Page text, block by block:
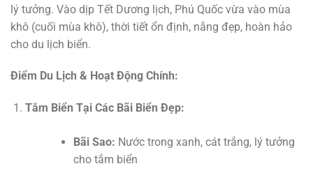
lý tưởng. Vào dịp Tết Dương lịch, Phú Quốc vừa vào mùa
khô (cuối mùa khô), thời tiết ổn định, nắng đẹp, hoàn hảo
cho du lịch biển.
Điểm Du Lịch & Hoạt Động Chính:
Tắm Biển Tại Các Bãi Biển Đẹp:
Bãi Sao: Nước trong xanh, cát trắng, lý tưởng
cho tắm biển